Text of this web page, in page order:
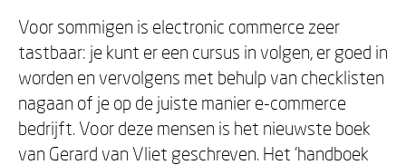
Voor sommigen is electronic commerce zeer
tastbaar: je kunt er een cursus in volgen, er goed in
worden en vervolgens met behulp van checklisten
nagaan of je op de juiste manier e-commerce
bedrijft. Voor deze mensen is het nieuwste boek
van Gerard van Vliet geschreven. Het 'handboek